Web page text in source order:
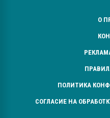
О
ПОЛИТИКА
СОГЛАСИЕ НА